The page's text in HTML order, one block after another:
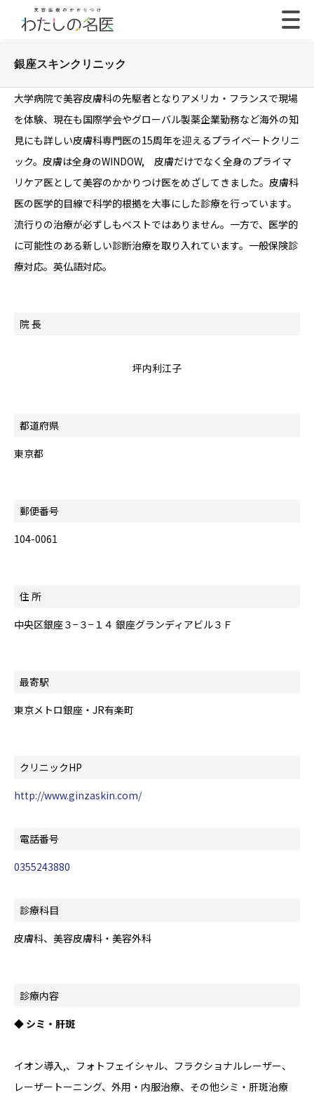
銀座スキンクリニック
大学病院で美容皮膚科の先駆者となりアメリカ・フランスで現場
を体験、現在も国際学会やグローバル製薬企業勤務など海外の知
見にも詳しい皮膚科専門医の15周年を迎えるプライベートクリニ
ック。皮膚は全身のWINDOW, 皮膚だけでなく全身のプライマ
リケア医として美容のかかりつけ医をめざしてきました。皮膚科
医の医学的目線で科学的根拠を大事にした診療を行っています。
流行りの治療が必ずしもベストではありません。一方で、医学的
に可能性のある新しい診断治療を取り入れています。一般保険診
療対応。英仏語対応。
院 長
坪内利江子
都道府県
東京都
郵便番号
104-0061
住 所
中央区銀座３−３−１４ 銀座グランディアビル３Ｆ
最寄駅
東京メトロ銀座・JR有楽町
クリニックHP
http://www.ginzaskin.com/
電話番号
0355243880
診療科目
皮膚科、美容皮膚科・美容外科
診療内容
◆ シミ・肝斑
イオン導入,、フォトフェイシャル、フラクショナルレーザー、
レーザートーニング、外用・内服治療、その他シミ・肝斑治療